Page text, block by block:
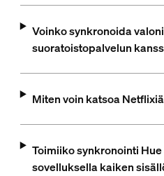
Voinko synkronoida
suoratoistopalvelun
Miten voin katsoa
Toimiiko synkronointi Hue
sovelluksella kaiken